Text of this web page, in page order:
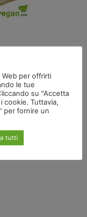
per offrirti
le tue
su "Accetta
cookie. Tuttavia,
per fornire un
tutti